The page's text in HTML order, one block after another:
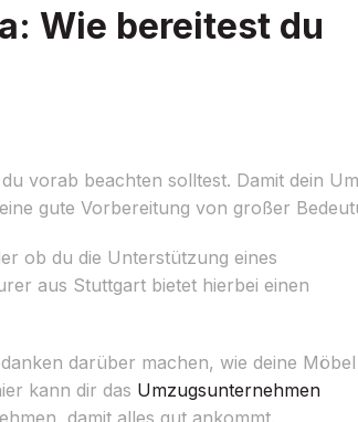
Wie bereitest du
vorab beachten solltest. Damit dein
gute Vorbereitung von großer
ob du die Unterstützung eines
aus Stuttgart bietet hierbei einen
darüber machen, wie deine
kann dir das Umzugsunternehmen
damit alles gut ankommt.